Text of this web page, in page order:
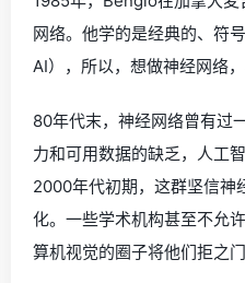
网络。他学的是经典的、符
AI），所以，想做神经网络
80年代末，神经网络曾有过
力和可用数据的缺乏，人工
2000年代初期，这群坚信神
化。一些学术机构甚至不允
算机视觉的圈子将他们拒之门